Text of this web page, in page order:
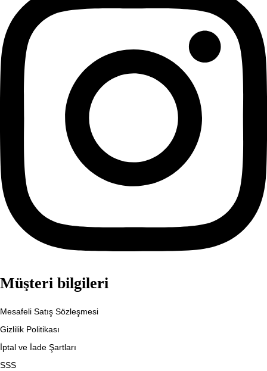
Müşteri bilgileri
Mesafeli Satış Sözleşmesi
Gizlilik Politikası
İptal ve İade Şartları
SSS